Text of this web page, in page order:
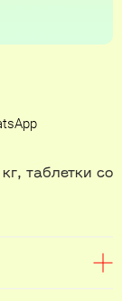
таблетки со